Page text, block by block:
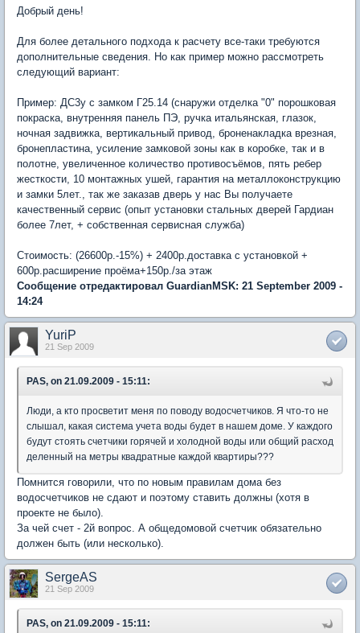
Добрый день!
Для более детального подхода к расчету все-таки требуются
дополнительные сведения. Но как пример можно рассмотреть
следующий вариант:
Пример: ДС3у с замком Г25.14 (снаружи отделка "0" порошковая
покраска, внутренняя панель ПЭ, ручка итальянская, глазок,
ночная задвижка, вертикальный привод, броненакладка врезная,
бронепластина, усиление замковой зоны как в коробке, так и в
полотне, увеличенное количество противосъёмов, пять ребер
жесткости, 10 монтажных ушей, гарантия на металлоконструкцию
и замки 5лет., так же заказав дверь у нас Вы получаете
качественный сервис (опыт установки стальных дверей Гардиан
более 7лет, + собственная сервисная служба)
Стоимость: (26600р.-15%) + 2400р.доставка с установкой +
600р.расширение проёма+150р./за этаж
Сообщение отредактировал GuardianMSK: 21 September 2009 -
14:24
YuriP
21 Sep 2009
PAS, on 21.09.2009 - 15:11:
Люди, а кто просветит меня по поводу водосчетчиков. Я что-то не
слышал, какая система учета воды будет в нашем доме. У каждого
будут стоять счетчики горячей и холодной воды или общий расход
деленный на метры квадратные каждой квартиры???
Помнится говорили, что по новым правилам дома без
водосчетчиков не сдают и поэтому ставить должны (хотя в
проекте не было).
За чей счет - 2й вопрос. А общедомовой счетчик обязательно
должен быть (или несколько).
SergeAS
21 Sep 2009
PAS, on 21.09.2009 - 15:11: